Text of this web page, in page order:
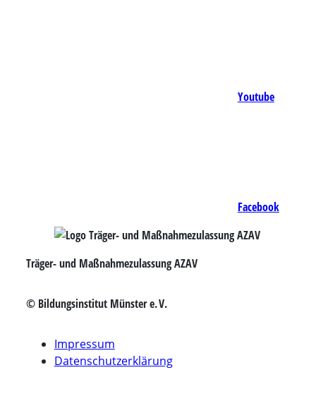
Youtube
Facebook
Träger- und Maßnahmezulassung AZAV
© Bildungsinstitut Münster e. V.
Impressum
Datenschutzerklärung